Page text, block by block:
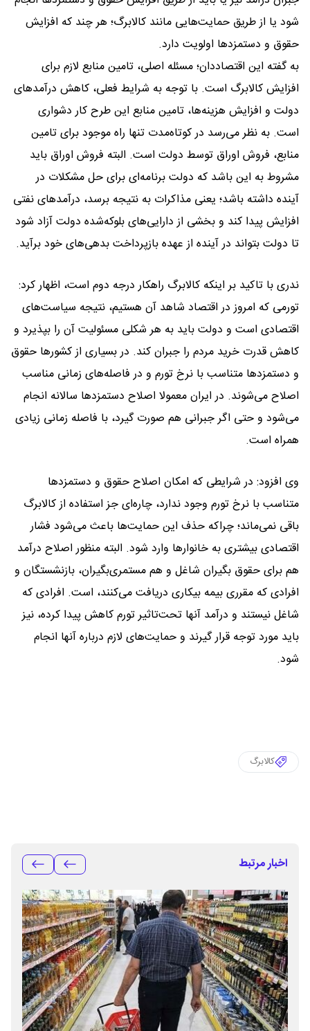
شود یا از طریق حمایت‌هایی مانند کالابرگ؛ هر چند که افزایش
حقوق و دستمزدها اولویت دارد.
به گفته این اقتصاددان؛ مسئله اصلی، تامین منابع لازم برای
افزایش کالابرگ است. با توجه به شرایط فعلی، کاهش درآمدهای
دولت و افزایش هزینه‌ها، تامین منابع این طرح کار دشواری
است. به نظر می‌رسد در کوتاه‌مدت تنها راه موجود برای تامین
منابع، فروش اوراق توسط دولت است. البته فروش اوراق باید
مشروط به این باشد که دولت برنامه‌ای برای حل مشکلات در
آینده داشته باشد؛ یعنی مذاکرات به نتیجه برسد، درآمدهای نفتی
افزایش پیدا کند و بخشی از دارایی‌های بلوکه‌شده دولت آزاد شود
تا دولت بتواند در آینده از عهده بازپرداخت بدهی‌های خود برآید.
ندری با تاکید بر اینکه کالابرگ راهکار درجه دوم است، اظهار کرد:
تورمی که امروز در اقتصاد شاهد آن هستیم، نتیجه سیاست‌های
اقتصادی است و دولت باید به هر شکلی مسئولیت آن را بپذیرد و
کاهش قدرت خرید مردم را جبران کند. در بسیاری از کشورها حقوق
و دستمزدها متناسب با نرخ تورم و در فاصله‌های زمانی مناسب
اصلاح می‌شوند. در ایران معمولا اصلاح دستمزدها سالانه انجام
می‌شود و حتی اگر جبرانی هم صورت گیرد، با فاصله زمانی زیادی
همراه است.
وی افزود: در شرایطی که امکان اصلاح حقوق و دستمزدها
متناسب با نرخ تورم وجود ندارد، چاره‌ای جز استفاده از کالابرگ
باقی نمی‌ماند؛ چراکه حذف این حمایت‌ها باعث می‌شود فشار
اقتصادی بیشتری به خانوارها وارد شود. البته منظور اصلاح درآمد
هم برای حقوق بگیران شاغل و هم مستمری‌بگیران، بازنشستگان و
افرادی که مقرری بیمه بیکاری دریافت می‌کنند، است. افرادی که
شاغل نیستند و درآمد آنها تحت‌تاثیر تورم کاهش پیدا کرده، نیز
باید مورد توجه قرار گیرند و حمایت‌های لازم درباره آنها انجام
شود.
کالابرگ
اخبار مرتبط